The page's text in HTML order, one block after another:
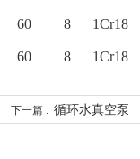
60 8 1Cr18
60 8 1Cr18
下一篇 : 循环水真空泵